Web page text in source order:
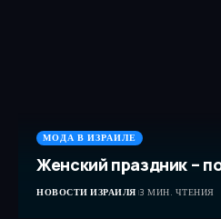
МОДА В ИЗРАИЛЕ
Женский праздник –
НОВОСТИ ИЗРАИЛЯ 3 МИН. ЧТЕНИЯ